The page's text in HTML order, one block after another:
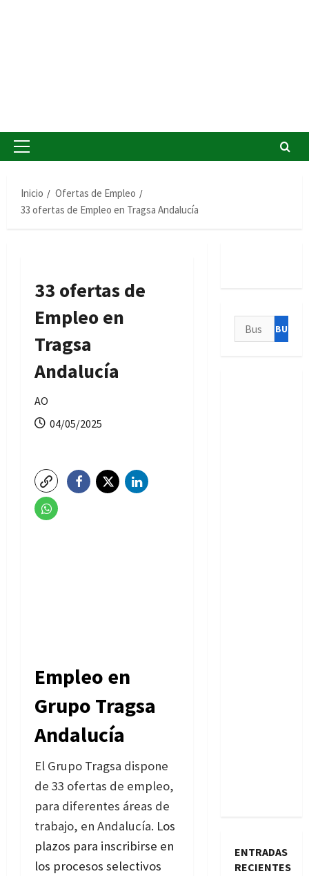
Menú
Inicio
Ofertas de Empleo
33 ofertas de Empleo en Tragsa Andalucía
33 ofertas de
Empleo en
Tragsa
Andalucía
AO
04/05/2025
Empleo en
Grupo Tragsa
Andalucía
El Grupo Tragsa dispone
de 33 ofertas de empleo,
para diferentes áreas de
trabajo, en Andalucía. Los
plazos para inscribirse en
los procesos selectivos
Buscar:
ENTRADAS
RECIENTES